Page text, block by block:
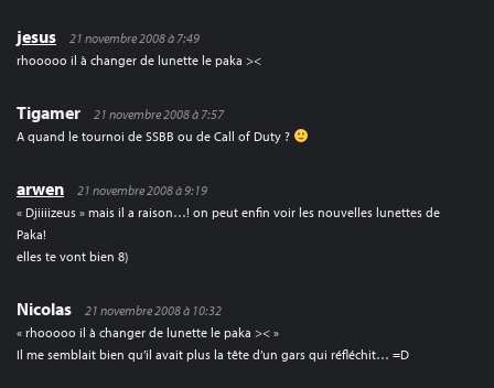
jesus
21 novembre 2008 à 7:49
rhooooo il à changer de lunette le paka ><
Tigamer
21 novembre 2008 à 7:57
A quand le tournoi de SSBB ou de Call of Duty ?
arwen
21 novembre 2008 à 9:19
« Djiiiizeus » mais il a raison…! on peut enfin voir les nouvelles lunettes de
Paka!
elles te vont bien 8)
Nicolas
21 novembre 2008 à 10:32
« rhooooo il à changer de lunette le paka >< »
Il me semblait bien qu’il avait plus la tête d’un gars qui réfléchit… =D